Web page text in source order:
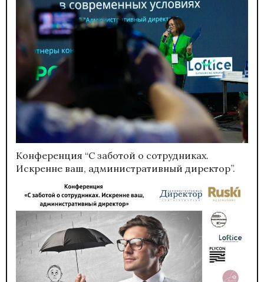
Конференция “С заботой о сотрудниках.
Искренне ваш, административный директор”.